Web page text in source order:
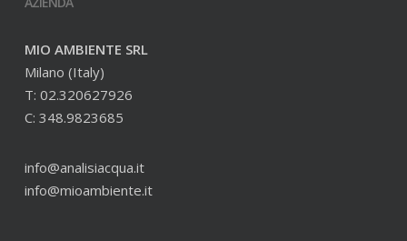
MIO AMBIENTE SRL
Milano (Italy)
T: 02.320627926
C: 348.9823685
info@analisiacqua.it
info@mioambiente.it